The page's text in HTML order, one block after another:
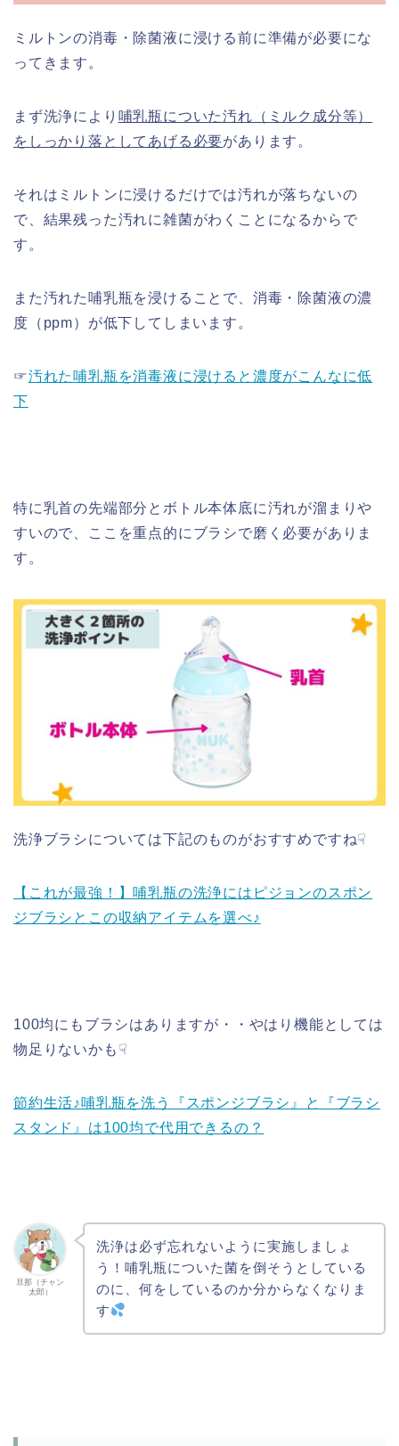
ミルトンの消毒・除菌液に浸ける前に準備が必要にな
ってきます。
まず洗浄により 哺乳瓶についた汚れ（ミルク成分等）
をしっかり落としてあげる必要があります。
それはミルトンに浸けるだけでは汚れが落ちないの
で、結果残った汚れに雑菌がわくことになるからで
す。
また汚れた哺乳瓶を浸けることで、消毒・除菌液の濃
度（ppm）が低下してしまいます。
☞汚れた哺乳瓶を消毒液に浸けると濃度がこんなに低
下
特に乳首の先端部分とボトル本体底に汚れが溜まりや
すいので、ここを重点的にブラシで磨く必要がありま
す。
洗浄ブラシについては下記のものがおすすめですね☟
【これが最強！】哺乳瓶の洗浄にはピジョンのスポン
ジブラシとこの収納アイテムを選べ♪
100均にもブラシはありますが・・やはり機能としては
物足りないかも☟
節約生活♪哺乳瓶を洗う『スポンジブラシ』と『ブラシ
スタンド』は100均で代用できるの？
旦那（チャン
太郎）
洗浄は必ず忘れないように実施しましょ
う！哺乳瓶についた菌を倒そうとしている
のに、何をしているのか分からなくなりま
す